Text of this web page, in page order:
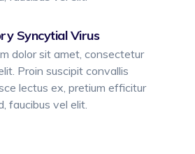
Syncytial Virus
dolor sit amet, consectetur
Proin suscipit convallis
lectus ex, pretium efficitur
faucibus vel elit.